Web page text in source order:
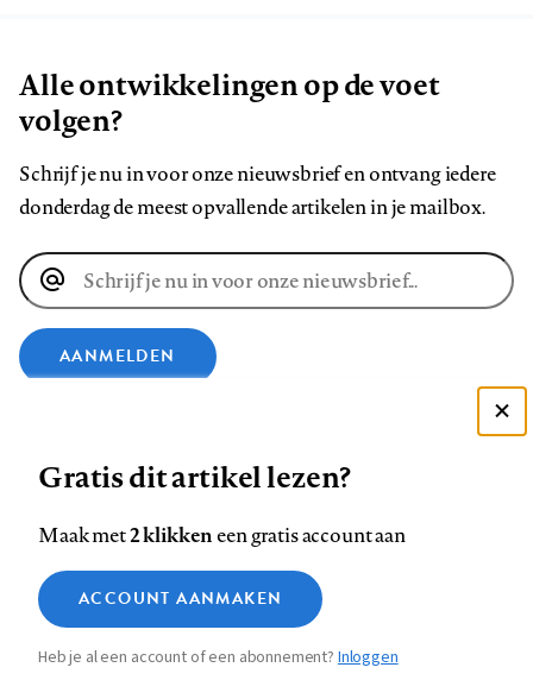
Alle ontwikkelingen op de voet
volgen?
Schrijf je nu in voor onze nieuwsbrief en ontvang iedere
donderdag de meest opvallende artikelen in je mailbox.
E-
mailadres
AANMELDEN
ons
op
Facebook
ons
ons
ons
Instagram
ons
op
YouTube
ons
Footer
Contact Colofon Disclaimer Privacy
Medische vragen verdienen
betrouwbare antwoorden
Zie onze cookie policy
Analytische cookies
Marketing cookies
Gratis dit artikel lezen?
Maak met2 klikkeneen gratis account aan
ACCOUNT AANMAKEN
Heb je al een account of een abonnement?Inloggen